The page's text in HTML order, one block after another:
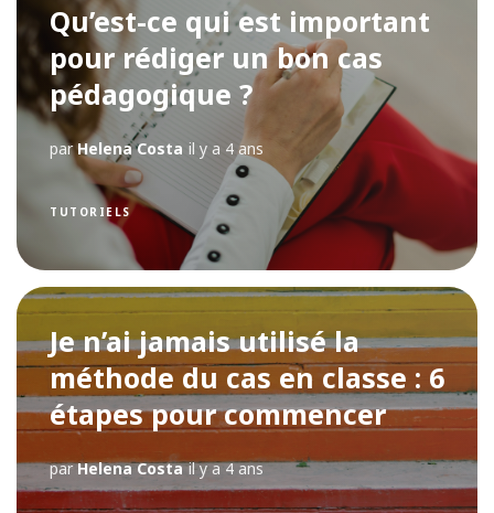
Qu’est-ce qui est important
pour rédiger un bon cas
pédagogique ?
parHelena Costa il y a 4 ans
TUTORIELS
Je n’ai jamais utilisé la
méthode du cas en classe : 6
étapes pour commencer
parHelena Costa il y a 4 ans